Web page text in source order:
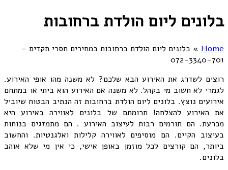
בלונים ליום הולדת ברחובות
Home
» בלונים ליום הולדת ברחובות במחירים חסרי תקדים -
072-3340-701
רוצים לשדרג את האירוע הבא שלכם? לא משנה מהו אופי האירוע.
לגמרי לא חשוב מי בקהל. לא משנה אם האירוע הוא ביתי או במתחם
אירועים נוצץ. בלונים ליום הולדת ברחובות זה הנתיב הבטוח שיוביל
את האירוע להצלחה! תרומתם של בלונים לאווירה באירוע היא
מכרעת. הם תורמים רבות לעיצוב האירוע . הם מתמזגים בנוחות
בעיצוב הקיים. הם מוסיפים לאווירה קלילות ואלגנטיות. והחשוב
ביותר, הם קורצים לכל מוזמן באופן אישי, כי אין מי שלא אוהב
בלונים.